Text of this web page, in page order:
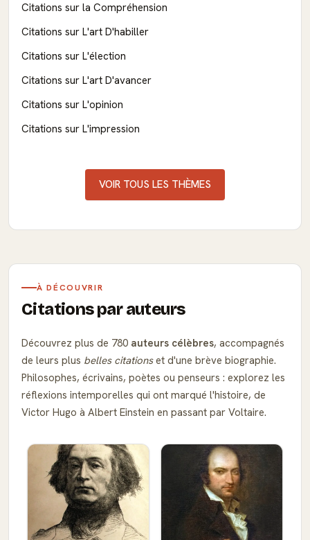
Citations sur la Compréhension
Citations sur L'art D'habiller
Citations sur L'élection
Citations sur L'art D'avancer
Citations sur L'opinion
Citations sur L'impression
VOIR TOUS LES THÈMES
À DÉCOUVRIR
Citations par auteurs
Découvrez plus de 780 auteurs célèbres, accompagnés
de leurs plus belles citationset d'une brève biographie.
Philosophes, écrivains, poètes ou penseurs : explorez les
réflexions intemporelles qui ont marqué l'histoire, de
Victor Hugo à Albert Einstein en passant par Voltaire.